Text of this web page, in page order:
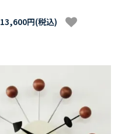
13,600円(税込)